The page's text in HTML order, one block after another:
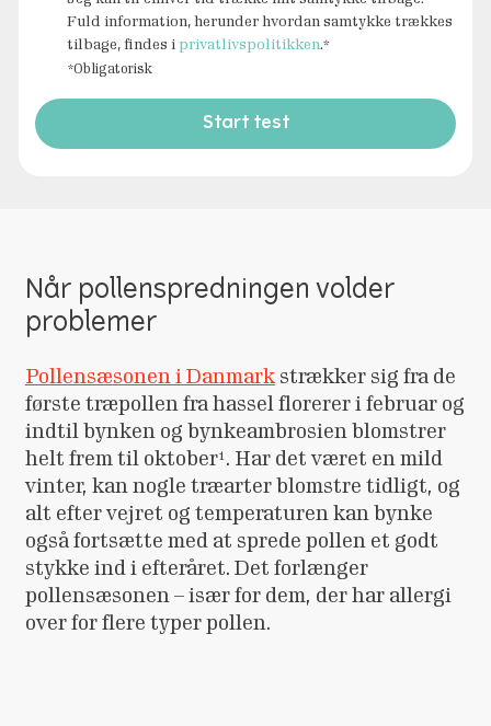
Fuld information, herunder hvordan samtykke trækkes
tilbage, findes iprivatlivspolitikken.*
*Obligatorisk
Start test
Når pollenspredningen volder
problemer
Pollensæsonen i Danmarkstrækker sig fra de
første træpollen fra hassel florerer i februar og
indtil bynken og bynkeambrosien blomstrer
helt frem til oktober¹. Har det været en mild
vinter, kan nogle træarter blomstre tidligt, og
alt efter vejret og temperaturen kan bynke
også fortsætte med at sprede pollen et godt
stykke ind i efteråret. Det forlænger
pollensæsonen – især for dem, der har allergi
over for flere typer pollen.